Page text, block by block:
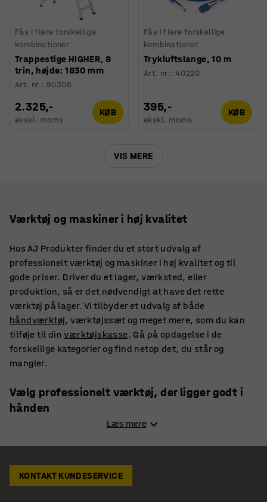
Fås i flere forskellige
kombinationer
Trappestige HIGHER, 8
trin, højde: 1830 mm
Art. nr.: 90306
2.325,-
ekskl. moms
KØB
Fås i flere forskellige
kombinationer
Trykluftslange, 10 m
Art. nr.: 40220
395,-
ekskl. moms
KØB
VIS MERE
Værktøj og maskiner i høj kvalitet
Hos AJ Produkter finder du et stort udvalg af
professionelt værktøj og maskiner i høj kvalitet og til
gode priser. Driver du et lager, værksted, eller
produktion, så er det nødvendigt at have det rette
værktøj på lager. Vi tilbyder et udvalg af både
håndværktøj, værktøjssæt og meget mere, som du kan
tilføje til dinværktøjskasse. Gå på opdagelse i de
forskellige kategorier og find netop det, du står og
mangler.
Vælg professionelt værktøj, der ligger godt i
hånden
fokus på både form, design og kvalitet af det værktøj, vi
fører. Det skal gerne holde i mange år og være let at bruge
Læs mere
KONTAKT KUNDESERVICE